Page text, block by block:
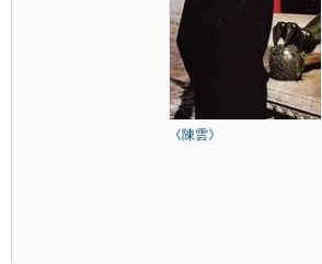
《陳雲》